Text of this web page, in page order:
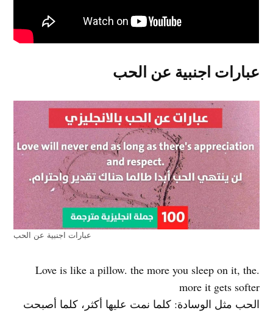
عبارات اجنبية عن الحب
عبارات اجنبية عن الحب
.Love is like a pillow. the more you sleep on it, the
more it gets softer
الحب مثل الوسادة: كلما نمت عليها أكثر، كلما أصبحت